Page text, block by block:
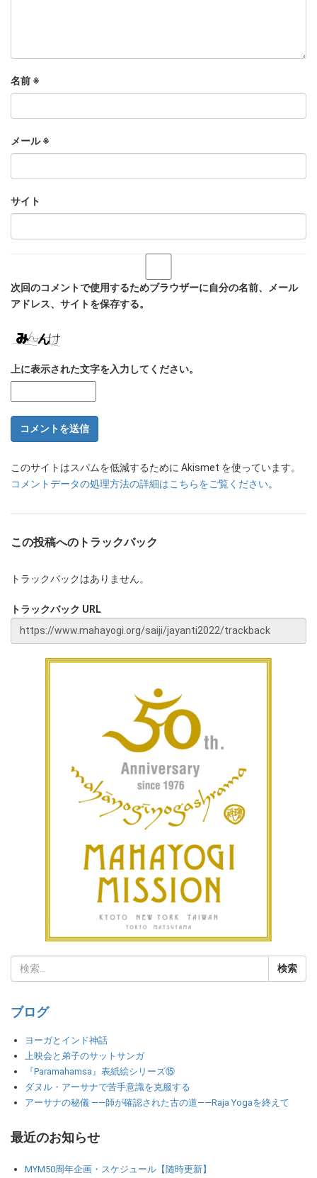
名前 ※
メール※
サイト
次回のコメントで使用するためブラウザーに自分の名前、メール
アドレス、サイトを保存する。
上に表示された文字を入力してください。
このサイトはスパムを低減するために Akismet を使っています。
コメントデータの処理方法の詳細はこちらをご覧ください。
この投稿へのトラックバック
トラックバックはありません。
トラックバック URL
ブログ
ヨーガとインド神話
上映会と弟子のサットサンガ
『Paramahamsa』表紙絵シリーズ⑮
ダヌル・アーサナで苦手意識を克服する
アーサナの秘儀 ――師が確認された古の道――Raja Yogaを終えて
最近のお知らせ
MYM50周年企画・スケジュール【随時更新】